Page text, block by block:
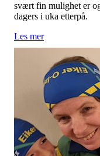
svært fin mulighet er
dagers i uka etterpå.
Les mer